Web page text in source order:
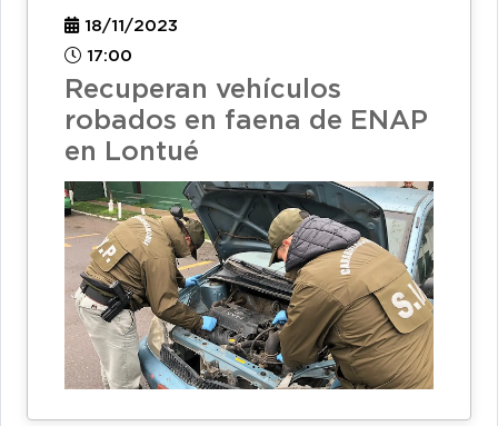
18/11/2023
17:00
Recuperan vehículos
robados en faena de ENAP
en Lontué